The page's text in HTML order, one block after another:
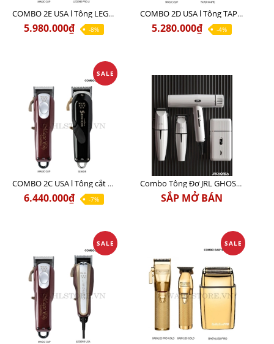
COMBO 2E USA l Tông LEGEND PRO LI + Tông MAGIC CLIP
5.980.000₫ -8%
COMBO 2D USA l Tông TAPER WHITE + Tông MAGIC CLIP
5.280.000₫ -4%
SALE
COMBO 2C USA l Tông cắt Senior + Tông cắt Magic clip
6.440.000₫ -7%
Combo Tông Đơ JRL GHOST 3 Limited Edition Chính Hãng USA
SẮP MỞ BÁN
SALE SALE